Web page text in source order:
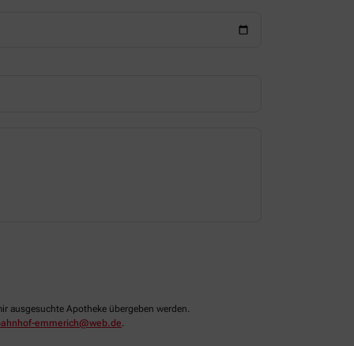
ausgesuchte Apotheke übergeben werden.
emmerich@web.de.